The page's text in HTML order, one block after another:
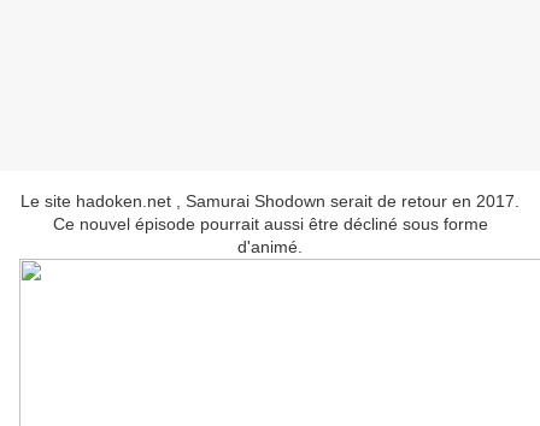
Le site hadoken.net , Samurai Shodown serait de retour en 2017.
Ce nouvel épisode pourrait aussi être décliné sous forme
d'animé.